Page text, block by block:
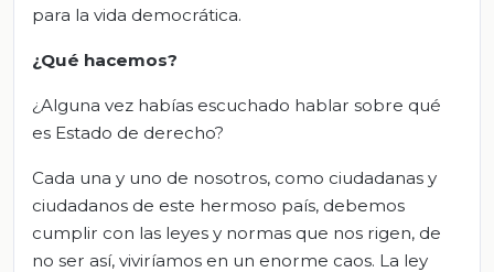
para la vida democrática.
¿Qué hacemos?
¿Alguna vez habías escuchado hablar sobre qué
es Estado de derecho?
Cada una y uno de nosotros, como ciudadanas y
ciudadanos de este hermoso país, debemos
cumplir con las leyes y normas que nos rigen, de
no ser así, viviríamos en un enorme caos. La ley